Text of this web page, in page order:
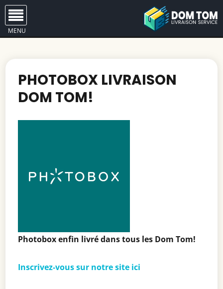
MENU
PHOTOBOX LIVRAISON
DOM TOM!
Photobox enfin livré dans tous les Dom Tom!
Inscrivez-vous sur notre site ici